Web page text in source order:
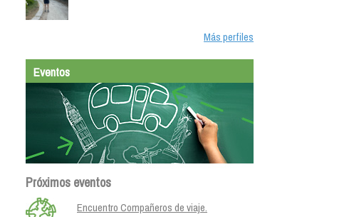
Más perfiles
Eventos
Próximos eventos
Encuentro Compañeros de viaje.